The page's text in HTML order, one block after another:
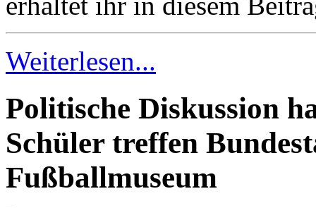
Weiterlesen...
Politische Diskussion
Schüler treffen
Fußballmuseum